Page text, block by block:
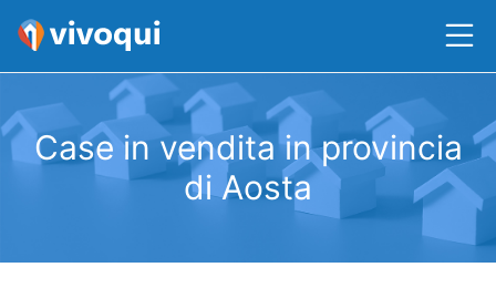
Case in vendita in provincia
di Aosta